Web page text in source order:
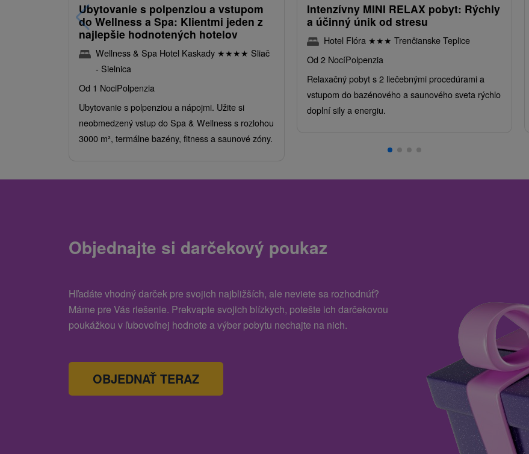
Ubytovanie s polpenziou a vstupom
do Wellness a Spa: Klientmi jeden z
najlepšie hodnotených hotelov
Wellness & Spa Hotel Kaskady ★★★★ Sliač
- Sielnica
Od 1 NociPolpenzia
Ubytovanie s polpenziou a nápojmi. Užite si
neobmedzený vstup do Spa & Wellness s rozlohou
3000 m², termálne bazény, fitness a saunové zóny.
Intenzívny MINI RELAX pobyt: Rýchly
a účinný únik od stresu
Hotel Flóra ★★★ Trenčianske Teplice
Od 2 NocíPolpenzia
Relaxačný pobyt s 2 liečebnými procedúrami a
vstupom do bazénového a saunového sveta rýchlo
doplní sily a energiu.
Objednajte si darčekový poukaz
Hľadáte vhodný darček pre svojich najbližších, ale neviete sa rozhodnúť?
Máme pre Vás riešenie. Prekvapte svojich blízkych, potešte ich darčekovou
poukážkou v ľubovoľnej hodnote a výber pobytu nechajte na nich.
OBJEDNAŤ TERAZ